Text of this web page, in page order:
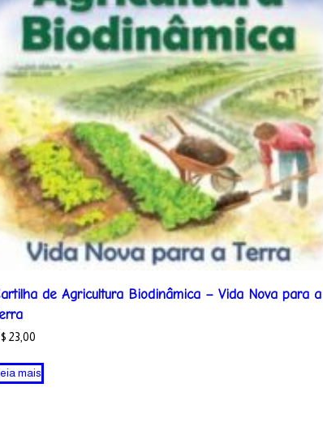
de Agricultura Biodinâmica – Vida Nova para a
23,00
Leia mais